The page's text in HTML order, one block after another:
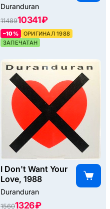
Duranduran
1148910341 ₽
–10%
ОРИГИНАЛ 1988
ЗАПЕЧАТАН
I Don't Want Your
Love, 1988
Duranduran
15601326 ₽